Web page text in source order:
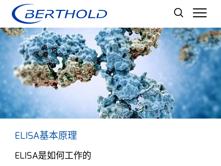
ELISA基本原理
ELISA是如何工作的